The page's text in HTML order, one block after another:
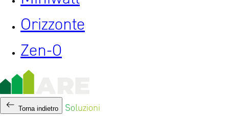
Orizzonte
Zen-0
Torna indietro Soluzioni